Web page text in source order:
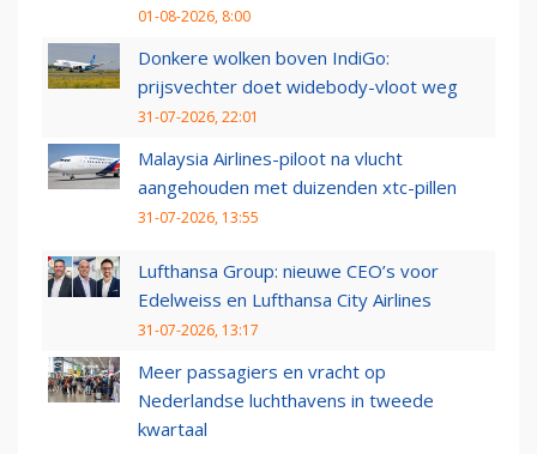
01-08-2026, 8:00
Donkere wolken boven IndiGo:
prijsvechter doet widebody-vloot weg
31-07-2026, 22:01
Malaysia Airlines-piloot na vlucht
aangehouden met duizenden xtc-pillen
31-07-2026, 13:55
Lufthansa Group: nieuwe CEO’s voor
Edelweiss en Lufthansa City Airlines
31-07-2026, 13:17
Meer passagiers en vracht op
Nederlandse luchthavens in tweede
kwartaal